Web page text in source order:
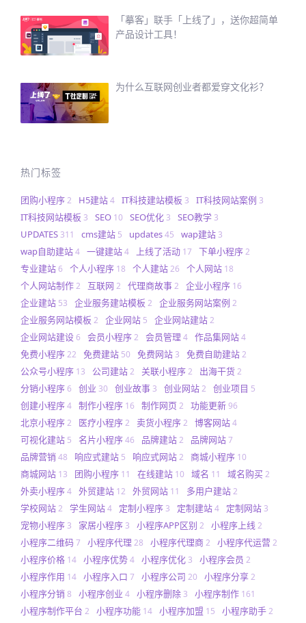
「摹客」联手「上线了」，送你超简单
产品设计工具！
为什么互联网创业者都爱穿文化衫？
热门标签
团购小程序2 H5建站4 IT科技建站模板 3 IT科技网站案例 3
IT科技网站模板 3 SEO 10 SEO优化 3 SEO教学 3
UPDATES 311 cms建站 5 updates45 wap建站 3
wap自助建站4 一键建站4 上线了活动 17 下单小程序2
专业建站6 个人小程序 18 个人建站26 个人网站 18
个人网站制作2 互联网 2 代理商故事2 企业小程序 16
企业建站 53 企业服务建站模板 2 企业服务网站案例 2
企业服务网站模板 2 企业网站 5 企业网站建站2
企业网站建设6 会员小程序2 会员管理 4 作品集网站4
免费小程序22 免费建站 50 免费网站 3 免费自助建站2
公众号小程序 13 公司建站2 关联小程序2 出海干货2
分销小程序6 创业 30 创业故事 3 创业网站2 创业项目 5
创建小程序4 制作小程序 16 制作网页 2 功能更新96
北京小程序2 医疗小程序2 卖货小程序2 博客网站4
可视化建站 5 名片小程序46 品牌建站2 品牌网站7
品牌营销 48 响应式建站 5 响应式网站2 商城小程序 10
商城网站 13 团购小程序 11 在线建站 10 域名 11 域名购买2
外卖小程序4 外贸建站 12 外贸网站 11 多用户建站2
学校网站2 学生网站4 定制小程序 3 定制建站4 定制网站 3
宠物小程序 3 家居小程序 3 小程序APP区别 2 小程序上线 2
小程序二维码7 小程序代理 28 小程序代理商2 小程序代运营2
小程序价格 14 小程序优势4 小程序优化 3 小程序会员 2
小程序作用 14 小程序入口 7 小程序公司 20 小程序分享2
小程序分销 8 小程序创业 4 小程序删除 3 小程序制作 161
小程序制作平台 2 小程序功能 14 小程序加盟 15 小程序助手2